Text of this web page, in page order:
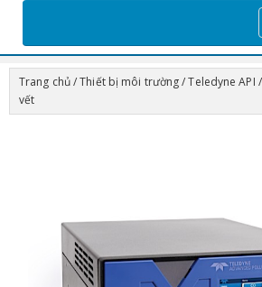
Trang chủ/Thiết bị môi trường/Teledyne API
vết